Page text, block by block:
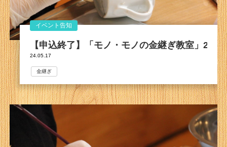
イベント告知
【申込終了】「モノ・モノの金継ぎ教室」
24.05.17
金継ぎ